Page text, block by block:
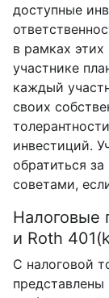
доступные
в рамках
участнике
каждый
своих
инвестиций.
обратиться
советами,
Налоговые
и Roth
С налоговой